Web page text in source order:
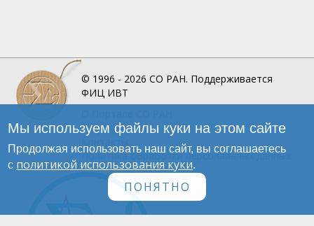
© 1996 - 2026 СО РАН. Поддерживается
ФИЦ ИВТ
Инфографика
Политика обработки персональных данных
Мы используем файлы куки на этом сайте
Продолжая использовать наш сайт, вы соглашаетесь
с политикой использования куки.
ПОНЯТНО